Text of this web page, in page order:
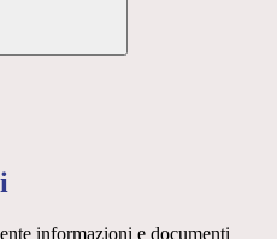
informazioni e documenti